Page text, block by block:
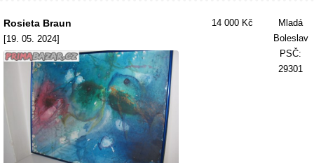
Rosieta Braun
[19. 05. 2024]
14 000 Kč
Mladá
Boleslav
PSČ:
29301